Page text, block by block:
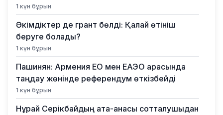
1 күн бұрын
Әкімдіктер де грант бөлді: Қалай өтініш
беруге болады?
1 күн бұрын
Пашинян: Армения ЕО мен ЕАЭО арасында
таңдау жөнінде референдум өткізбейді
1 күн бұрын
Нұрай Серікбайдың ата-анасы сотталушыдан